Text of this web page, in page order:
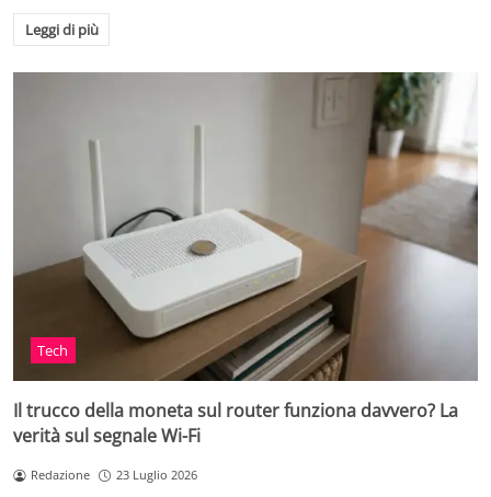
Leggi di più
Tech
Il trucco della moneta sul router funziona davvero? La
verità sul segnale Wi-Fi
Redazione 23 Luglio 2026